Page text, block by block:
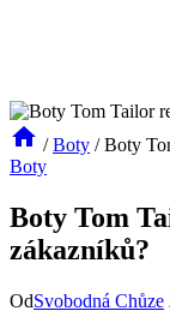
/ Boty / Boty
Boty
Boty Tom
zákazníků?
OdSvobodná Chůze